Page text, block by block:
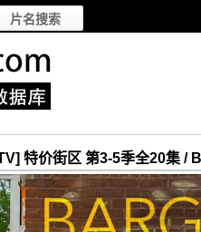
特价街区 第3-5季全20集 /